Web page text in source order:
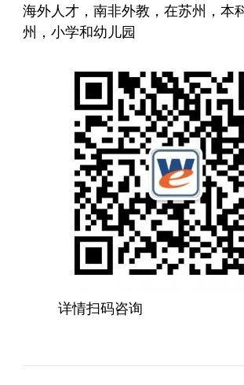
海外人才，南非外教，在苏州，本
州，小学和幼儿园
详情扫码咨询